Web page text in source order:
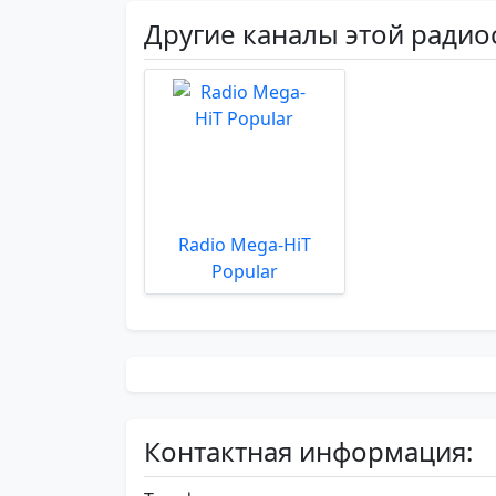
Другие каналы этой
Radio Mega-HiT
Popular
Контактная информация: